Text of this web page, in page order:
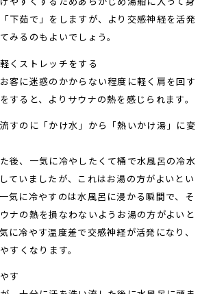
下茹で」をしますが、より交感神経を活発
みるのもよいでしょう。
くストレッチをする
客に迷惑のかからない程度に軽く肩を回す
すると、よりサウナの熱を感じられます。
すのに「かけ水」から「熱いかけ湯」に変
後、一気に冷やしたくて桶で水風呂の冷水
ていましたが、これはお湯の方がよいとい
気に冷やすのは水風呂に浸かる瞬間で、そ
ナの熱を損なわないようお湯の方がよいと
に冷やす温度差で交感神経が活発になり、
すくなります。
す